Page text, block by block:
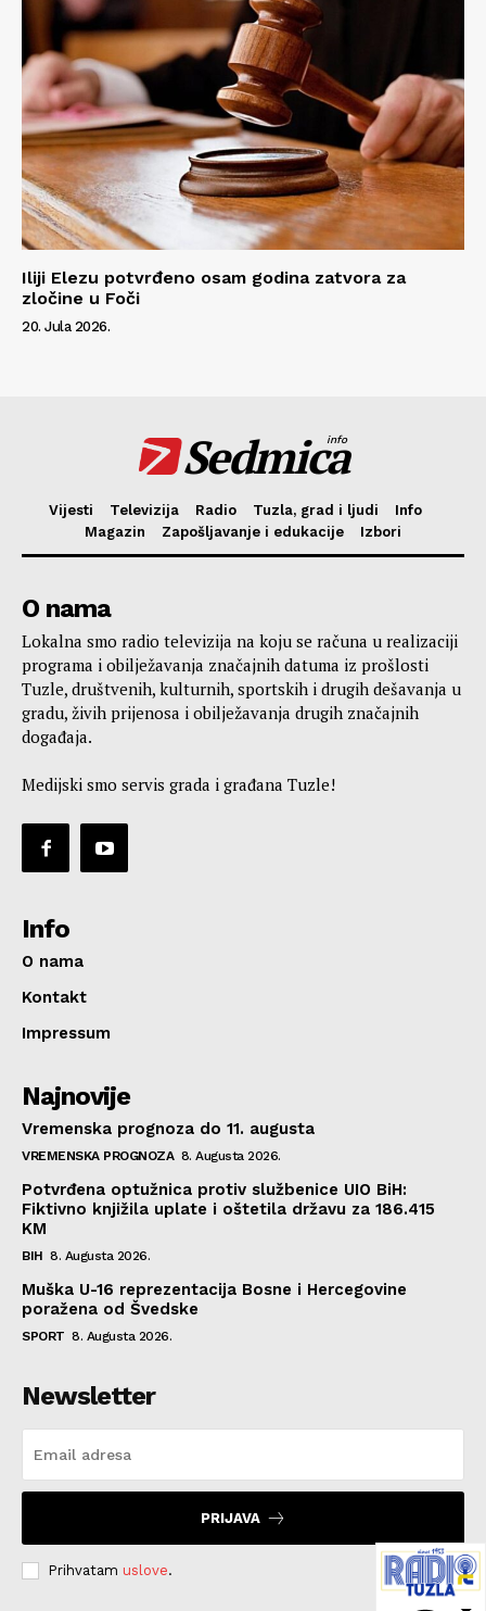
Iliji Elezu potvrđeno osam godina zatvora za
zločine u Foči
20. Jula 2026.
Sedmica
info
Vijesti Televizija Radio Tuzla, grad i ljudi
Info
Magazin
Zapošljavanje i edukacije Izbori
O nama
Lokalna smo radio televizija na koju se računa u realizaciji
programa i obilježavanja značajnih datuma iz prošlosti
Tuzle, društvenih, kulturnih, sportskih i drugih dešavanja u
gradu, živih prijenosa i obilježavanja drugih značajnih
događaja.
Medijski smo servis grada i građana Tuzle!
Info
O nama
Kontakt
Impressum
Najnovije
Vremenska prognoza do 11. augusta
VREMENSKA PROGNOZA 8. Augusta 2026.
Potvrđena optužnica protiv službenice UIO BiH:
Fiktivno knjižila uplate i oštetila državu za 186.415
KM
BIH 8. Augusta 2026.
Muška U-16 reprezentacija Bosne i Hercegovine
poražena od Švedske
SPORT 8. Augusta 2026.
Newsletter
PRIJAVA
Prihvatam uslove.